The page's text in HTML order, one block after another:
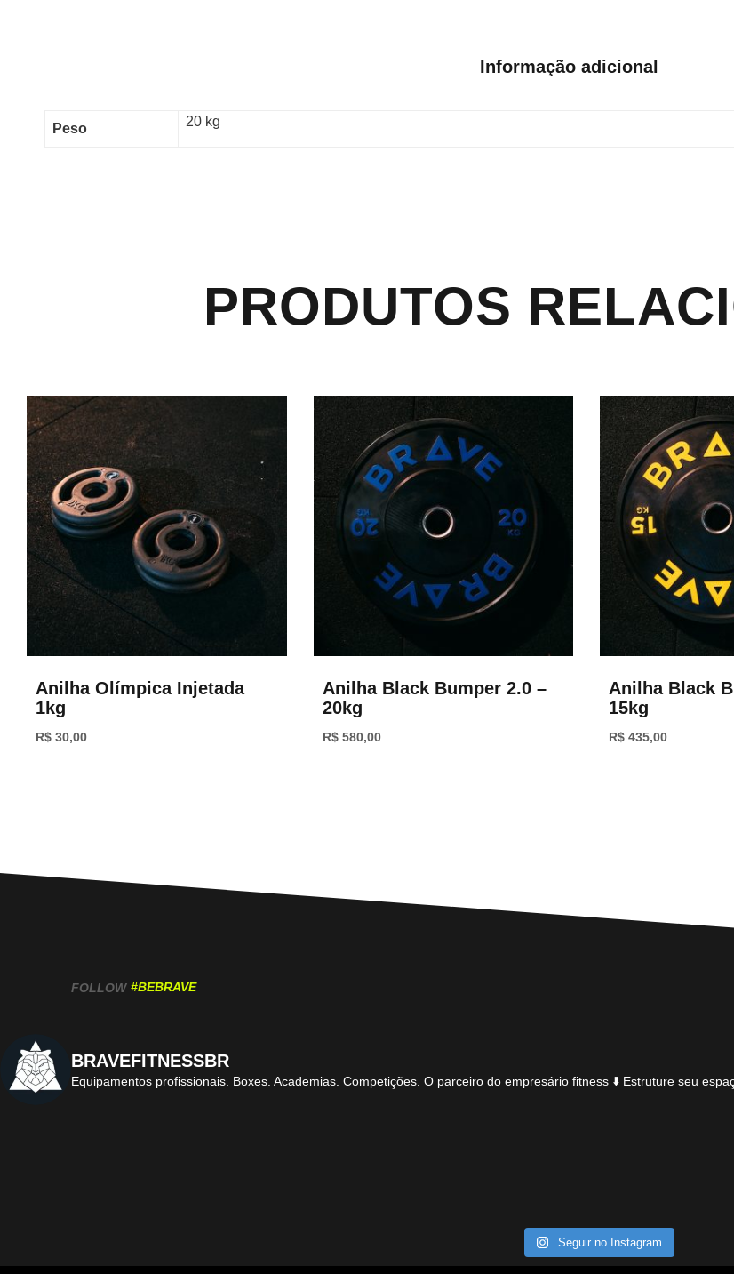
Informação adicional
Peso 20 kg
PRODUTOS
Anilha Olímpica Injetada
1kg
R$ 30,00
Anilha Black Bumper 2.0 –
20kg
R$580,00
Anilha Black
15kg
R$ 435,00
FOLLOW #BEBRAVE
BRAVEFITNESSBR
Equipamentos profissionais. Boxes. Academias. Competições. O parceiro do empresário fitness ⬇️ Estruture seu
Seguir no Instagram